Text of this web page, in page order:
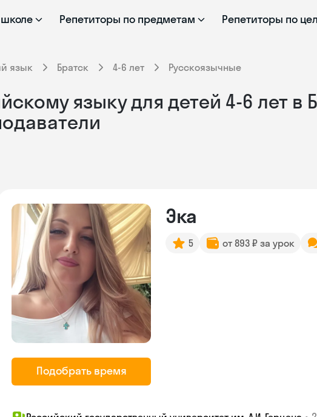
Репетиторы по предметам Репетиторы по
язык Братск 4-6 лет Русскоязычные
языку для детей 4-6 лет в
Подобрать время
Эка
5 от 893 ₽ за урок